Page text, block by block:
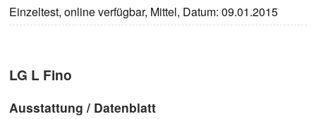
Einzeltest, online verfügbar, Mittel, Datum: 09.01.2015
LG L Fino
Ausstattung / Datenblatt